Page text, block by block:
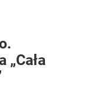
„Cała